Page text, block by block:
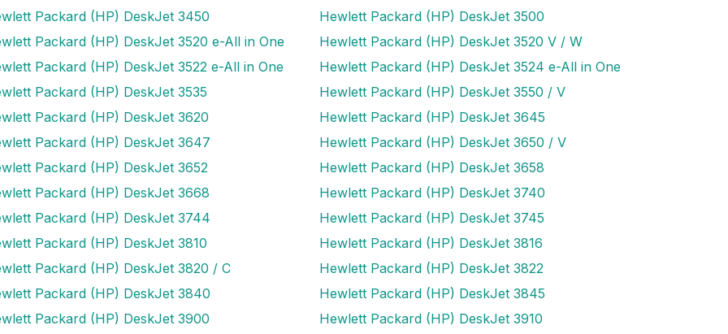
Packard (HP) DeskJet 3450
Hewlett Packard (HP) DeskJet 3500
Packard (HP) DeskJet 3520 e-All in One
Hewlett Packard (HP) DeskJet 3520 V / W
Packard (HP) DeskJet 3522 e-All in One
Hewlett Packard (HP) DeskJet 3524 e-All in One
Packard (HP) DeskJet 3535
Hewlett Packard (HP) DeskJet 3550 / V
Packard (HP) DeskJet 3620
Hewlett Packard (HP) DeskJet 3645
Packard (HP) DeskJet 3647
Hewlett Packard (HP) DeskJet 3650 / V
Packard (HP) DeskJet 3652
Hewlett Packard (HP) DeskJet 3658
Packard (HP) DeskJet 3668
Hewlett Packard (HP) DeskJet 3740
Packard (HP) DeskJet 3744
Hewlett Packard (HP) DeskJet 3745
Packard (HP) DeskJet 3810
Hewlett Packard (HP) DeskJet 3816
Packard (HP) DeskJet 3820 / C
Hewlett Packard (HP) DeskJet 3822
Packard (HP) DeskJet 3840
Hewlett Packard (HP) DeskJet 3845
Packard (HP) DeskJet 3900
Hewlett Packard (HP) DeskJet 3910